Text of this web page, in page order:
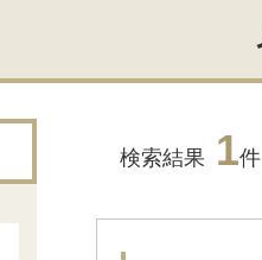
検索結果 1件